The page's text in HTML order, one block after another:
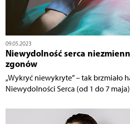
09.05.2023
Niewydolność serca
zgonów
„Wykryć niewykryte” – tak brzmiało
Niewydolności Serca (od 1 do 7